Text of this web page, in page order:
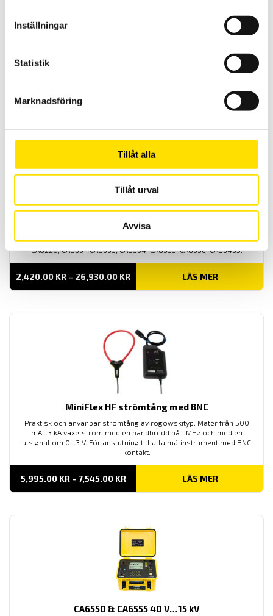
Inställningar
Statistik
Marknadsföring
Tillåt alla
Tillåt urval
Avvisa
fördelar är DDS-tekniken (Direct Digital Synthesis), som ger en
mycket noggrannare och stabilare generering än en traditionell
5,880.00
Tillbehör strömtänger fasta modeller till Qualistar
och PEL
Tillbehör strömtänger med anslutningskontakt avpassade för
dessa effekt- och energianalysatorer från Chauvin-Arnoux: PEL51,
PEL52, PEL102, PEL103, PEL104, PEL105, PEL106, PEL112, PEL113, PEL115,
CA8220, CA8331, CA8333, CA8334, CA8335, CA8336, CA83435.
2,420.00 KR – 26,930.00 KR PRISINTERVALL:
TILL
LÄS MER
MiniFlex HF strömtång med BNC
Praktisk och använbar strömtång av rogowskityp. Mäter från 500
mA...3 kA växelström med en bandbredd på 1 MHz och med en
utsignal om 0...3 V. För anslutning till alla mätinstrument med BNC
kontakt.
5,995.00 KR – 7,545.00 KRPRISINTERVALL:
TILL
LÄS MER
CA6550 & CA6555 40 V…15 kV